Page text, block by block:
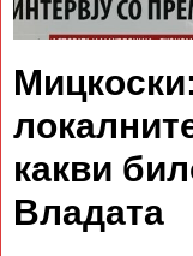
какви
Владата